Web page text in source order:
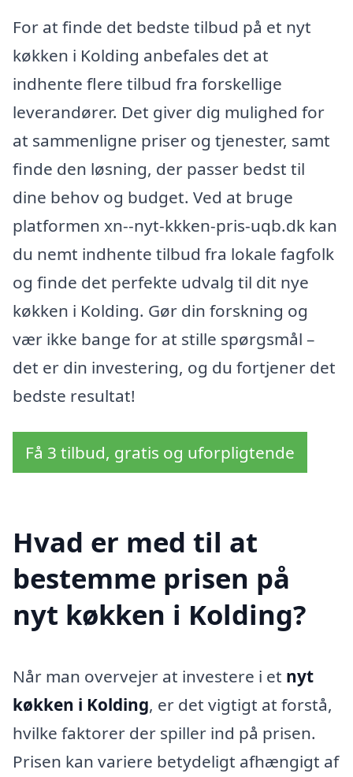
For at finde det bedste tilbud på et nyt
køkken i Kolding anbefales det at
indhente flere tilbud fra forskellige
leverandører. Det giver dig mulighed for
at sammenligne priser og tjenester, samt
finde den løsning, der passer bedst til
dine behov og budget. Ved at bruge
platformen xn--nyt-kkken-pris-uqb.dk kan
du nemt indhente tilbud fra lokale fagfolk
og finde det perfekte udvalg til dit nye
køkken i Kolding. Gør din forskning og
vær ikke bange for at stille spørgsmål –
det er din investering, og du fortjener det
bedste resultat!
Få 3 tilbud, gratis og uforpligtende
Hvad er med til at
bestemme prisen på
nyt køkken i Kolding?
Når man overvejer at investere i et nyt
køkken i Kolding, er det vigtigt at forstå,
hvilke faktorer der spiller ind på prisen.
Prisen kan variere betydeligt afhængigt af